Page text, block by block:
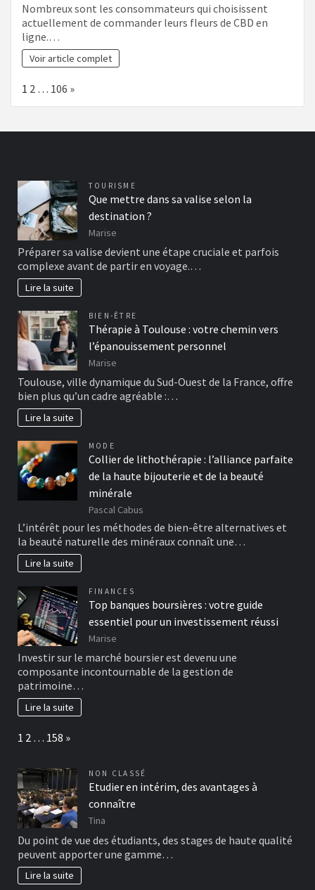
Nombreux sont les consommateurs qui choisissent
actuellement de commander leurs fleurs de CBD en
ligne.…
Voir article complet
Page:
1 2 … 106 Next
»
TOURISME
Que mettre dans sa valise selon la
destination ?
Marise
Préparer sa valise devient une étape cruciale et parfois
complexe avant de partir en voyage.…
Lire la suite
BIEN-ÊTRE
Thérapie à Toulouse : votre chemin vers
l’épanouissement personnel
Marise
Toulouse, ville dynamique du Sud-Ouest de la France, offre
bien plus qu’un cadre agréable :…
Lire la suite
MODE
Collier de lithothérapie : l’alliance parfaite
de la haute bijouterie et de la beauté
minérale
Pascal Cabus
L’intérêt pour les méthodes de bien-être alternatives et
la beauté naturelle des minéraux connaît une…
Lire la suite
FINANCES
Top banques boursières : votre guide
essentiel pour un investissement réussi
Marise
Investir sur le marché boursier est devenu une
composante incontournable de la gestion de
patrimoine…
Lire la suite
Page:
1 2 … 158 Next
»
NON CLASSÉ
Etudier en intérim, des avantages à
connaître
Tina
Du point de vue des étudiants, des stages de haute qualité
peuvent apporter une gamme…
Lire la suite